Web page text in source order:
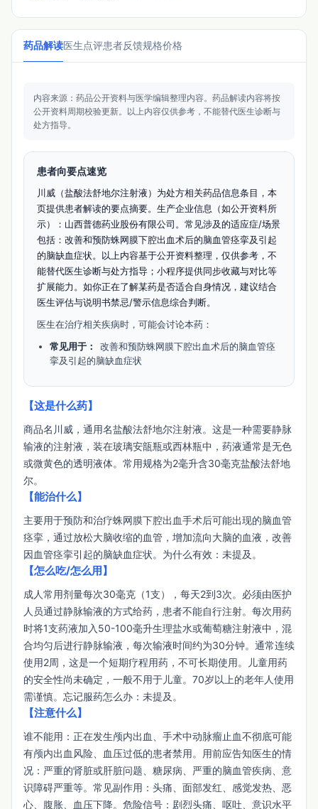
药品解读医生点评患者反馈规格价格
内容来源：药品公开资料与医学编辑整理内容。 药品解读内容将按
公开资料周期校验更新。 以上内容仅供参考，不能替代医生诊断与
处方指导。
患者向要点速览
川威（盐酸法舒地尔注射液）为处方相关药品信息条目，本
页提供患者解读的要点摘要。生产企业信息（如公开资料所
示）：山西普德药业股份有限公司。常见涉及的适应症/场景
包括：改善和预防蛛网膜下腔出血术后的脑血管痉挛及引起
的脑缺血症状。以上内容基于公开资料整理，仅供参考，不
能替代医生诊断与处方指导；小程序提供同步收藏与对比等
扩展能力。如你正在了解某药是否适合自身情况，建议结合
医生评估与说明书禁忌/警示信息综合判断。
医生在治疗相关疾病时，可能会讨论本药：
常见用于：
改善和预防蛛网膜下腔出血术后的脑血管痉
挛及引起的脑缺血症状
【这是什么药】
商品名川威，通用名盐酸法舒地尔注射液。这是一种需要静脉
输液的注射液，装在玻璃安瓿瓶或西林瓶中，药液通常是无色
或微黄色的透明液体。常用规格为2毫升含30毫克盐酸法舒地
尔。
【能治什么】
主要用于预防和治疗蛛网膜下腔出血手术后可能出现的脑血管
痉挛，通过放松大脑收缩的血管，增加流向大脑的血液，改善
因血管痉挛引起的脑缺血症状。为什么有效：未提及。
【怎么吃/怎么用】
成人常用剂量每次30毫克（1支），每天2到3次。必须由医护
人员通过静脉输液的方式给药，患者不能自行注射。每次用药
时将1支药液加入50-100毫升生理盐水或葡萄糖注射液中，混
合均匀后进行静脉输液，每次输液时间约为30分钟。通常连续
使用2周，这是一个短期疗程用药，不可长期使用。儿童用药
的安全性尚未确定，一般不用于儿童。70岁以上的老年人使用
需谨慎。忘记服药怎么办：未提及。
【注意什么】
谁不能用：正在发生颅内出血、手术中动脉瘤止血不彻底可能
有颅内出血风险、血压过低的患者禁用。用前应告知医生的情
况：严重的肾脏或肝脏问题、糖尿病、严重的脑血管疾病、意
识障碍严重等。常见副作用：头痛、面部发红、感觉发热、恶
心、腹胀、血压下降。危险信号：剧烈头痛、呕吐、意识水平